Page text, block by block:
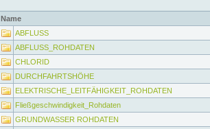
Name
ABFLUSS
ABFLUSS_ROHDATEN
CHLORID
DURCHFAHRTSHÖHE
ELEKTRISCHE_LEITFÄHIGKEIT_ROHDATEN
Fließgeschwindigkeit_Rohdaten
GRUNDWASSER ROHDATEN